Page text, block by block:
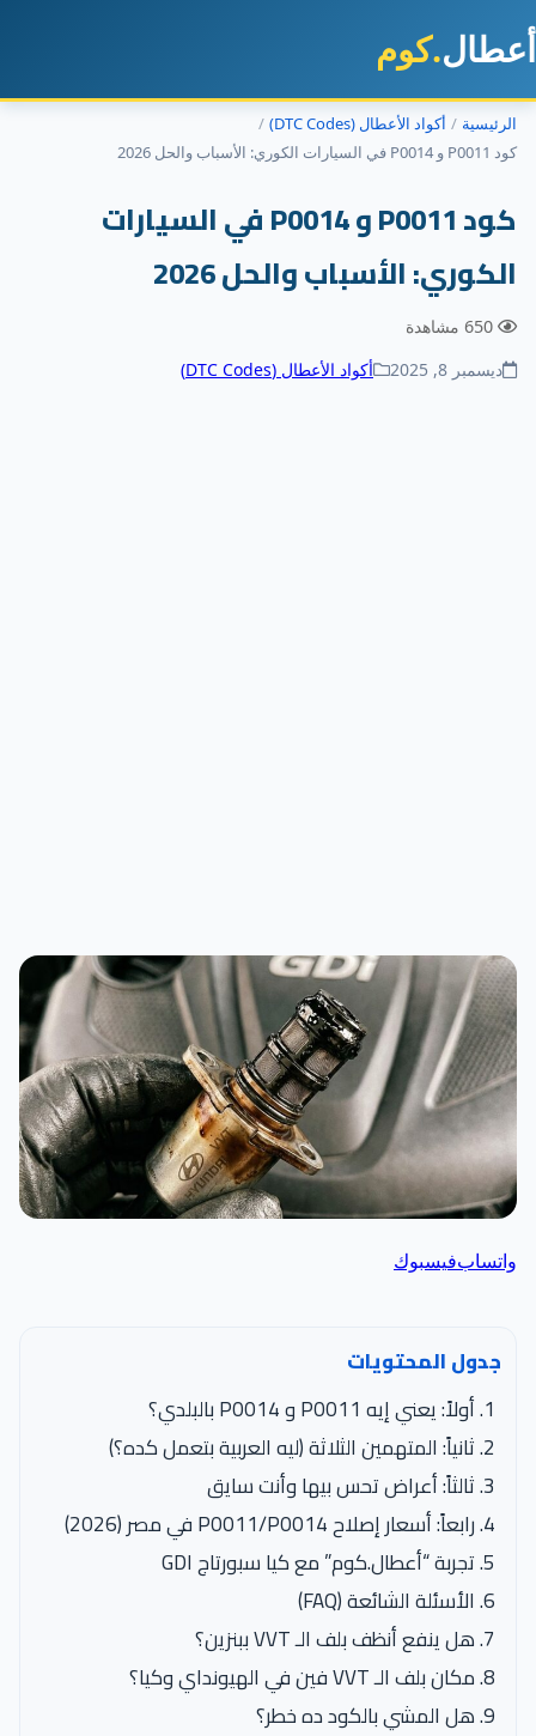
.كوم
أكواد الأعطال (DTC Codes)
كود P0011 و P0014 في السيارات
الأسباب والحل 2026
ديسمبر 8, 2025
أكواد الأعطال (DTC Codes)
فيسبوك
جدول المحتويات
أولاً: يعني إيه P0011 و P0014 بالبلدي؟
ثانياً: المتهمين الثلاثة (ليه العربية بتعمل كده؟)
ثالثاً: أعراض تحس بيها وأنت سايق
رابعاً: أسعار إصلاح P0011/P0014 في مصر (2026)
تجربة “أعطال.كوم” مع كيا سبورتاج GDI
الأسئلة الشائعة (FAQ)
هل ينفع أنظف بلف الـ VVT ببنزين؟
مكان بلف الـ VVT فين في الهيونداي وكيا؟
هل المشي بالكود ده خطر؟